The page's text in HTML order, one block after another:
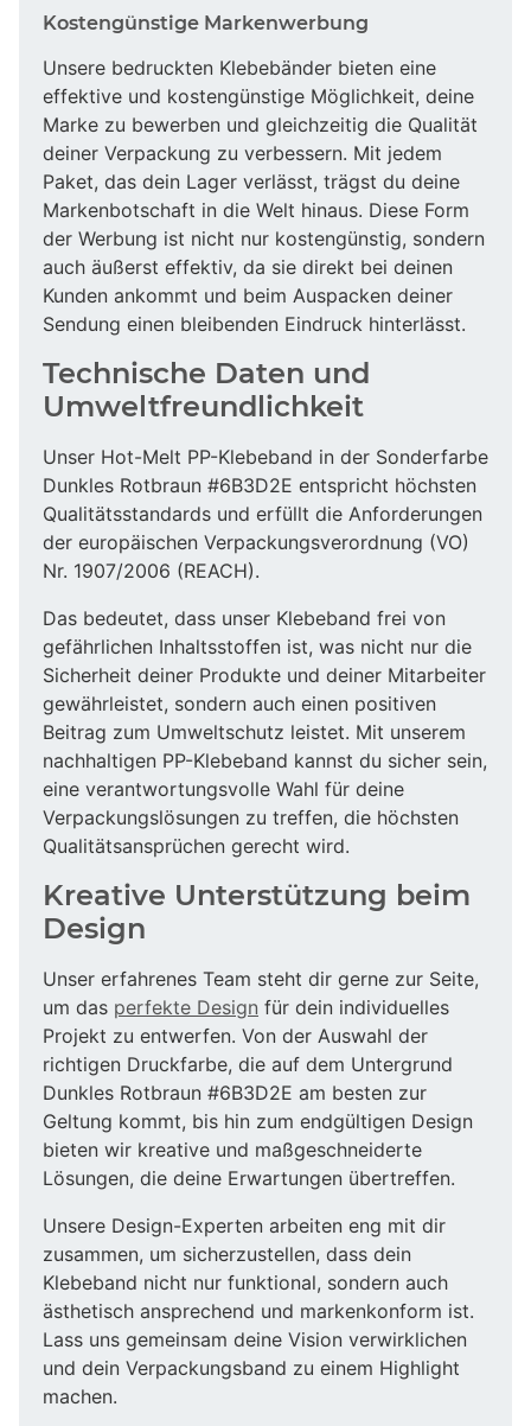
Kostengünstige Markenwerbung
Unsere bedruckten Klebebänder bieten eine
effektive und kostengünstige Möglichkeit, deine
Marke zu bewerben und gleichzeitig die Qualität
deiner Verpackung zu verbessern. Mit jedem
Paket, das dein Lager verlässt, trägst du deine
Markenbotschaft in die Welt hinaus. Diese Form
der Werbung ist nicht nur kostengünstig, sondern
auch äußerst effektiv, da sie direkt bei deinen
Kunden ankommt und beim Auspacken deiner
Sendung einen bleibenden Eindruck hinterlässt.
Technische Daten und
Umweltfreundlichkeit
Unser Hot-Melt PP-Klebeband in der Sonderfarbe
Dunkles Rotbraun #6B3D2E entspricht höchsten
Qualitätsstandards und erfüllt die Anforderungen
der europäischen Verpackungsverordnung (VO)
Nr. 1907/2006 (REACH).
Das bedeutet, dass unser Klebeband frei von
gefährlichen Inhaltsstoffen ist, was nicht nur die
Sicherheit deiner Produkte und deiner Mitarbeiter
gewährleistet, sondern auch einen positiven
Beitrag zum Umweltschutz leistet. Mit unserem
nachhaltigen PP-Klebeband kannst du sicher sein,
eine verantwortungsvolle Wahl für deine
Verpackungslösungen zu treffen, die höchsten
Qualitätsansprüchen gerecht wird.
Kreative Unterstützung beim
Design
Unser erfahrenes Team steht dir gerne zur Seite,
um das perfekte Design für dein individuelles
Projekt zu entwerfen. Von der Auswahl der
richtigen Druckfarbe, die auf dem Untergrund
Dunkles Rotbraun #6B3D2E am besten zur
Geltung kommt, bis hin zum endgültigen Design
bieten wir kreative und maßgeschneiderte
Lösungen, die deine Erwartungen übertreffen.
Unsere Design-Experten arbeiten eng mit dir
zusammen, um sicherzustellen, dass dein
Klebeband nicht nur funktional, sondern auch
ästhetisch ansprechend und markenkonform ist.
Lass uns gemeinsam deine Vision verwirklichen
und dein Verpackungsband zu einem Highlight
machen.